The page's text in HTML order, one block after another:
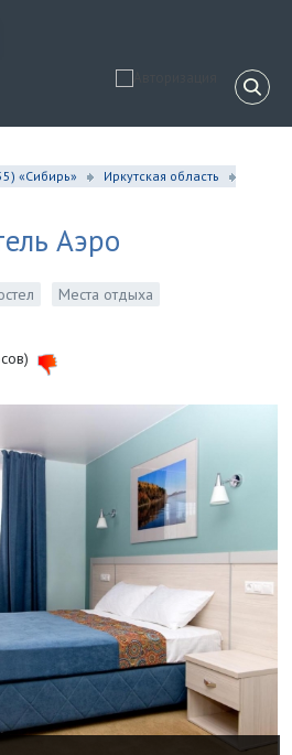
«Сибирь»
Иркутская область
Аэро
Места отдыха